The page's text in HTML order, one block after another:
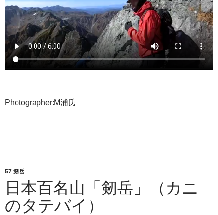
Photographer:M浦氏
57 剱岳
日本百名山「剱岳」（カニ
のタテバイ）